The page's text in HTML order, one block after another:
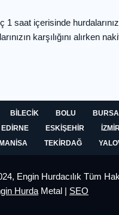
1 saat içerisinde
karşılığını alırken
BILECIK BOLU BURSA
EDIRNE ESKIŞEHIR İZMIR
TEKIRDAĞ
Engin Hurdacılık Tüm
Hurda Metal | SEO